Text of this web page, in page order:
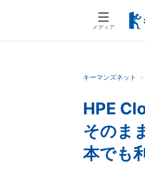
メディア
キーマンズネット
HPE
そのま
本でも